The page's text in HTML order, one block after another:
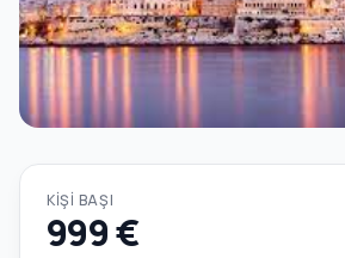
KIŞI BAŞI
999 €